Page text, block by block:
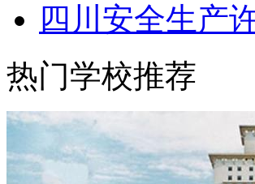
四川安全生产
热门学校推荐